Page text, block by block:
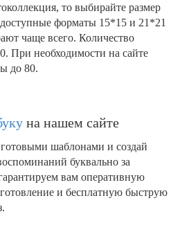
то выбирайте размер
форматы 15*15 и 21*21
чаще всего. Количество
При необходимости на сайте
до 80.
на нашем сайте
шаблонами и создай
буквально за
вам оперативную
и бесплатную быструю